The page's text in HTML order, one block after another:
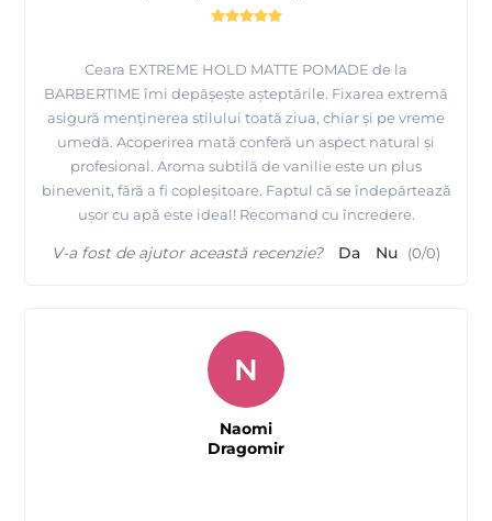
Ceara EXTREME HOLD MATTE POMADE de la
BARBERTIME îmi depășește așteptările. Fixarea extremă
asigură menținerea stilului toată ziua, chiar și pe vreme
umedă. Acoperirea mată conferă un aspect natural și
profesional. Aroma subtilă de vanilie este un plus
binevenit, fără a fi copleșitoare. Faptul că se îndepărtează
ușor cu apă este ideal! Recomand cu încredere.
V-a fost de ajutor această recenzie? Da Nu (0/0)
N
Naomi
Dragomir